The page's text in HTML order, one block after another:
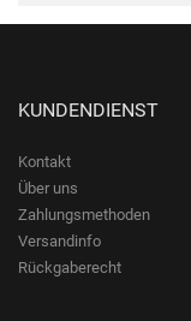
KUNDENDIENST
Kontakt
Über uns
Zahlungsmethoden
Versandinfo
Rückgaberecht